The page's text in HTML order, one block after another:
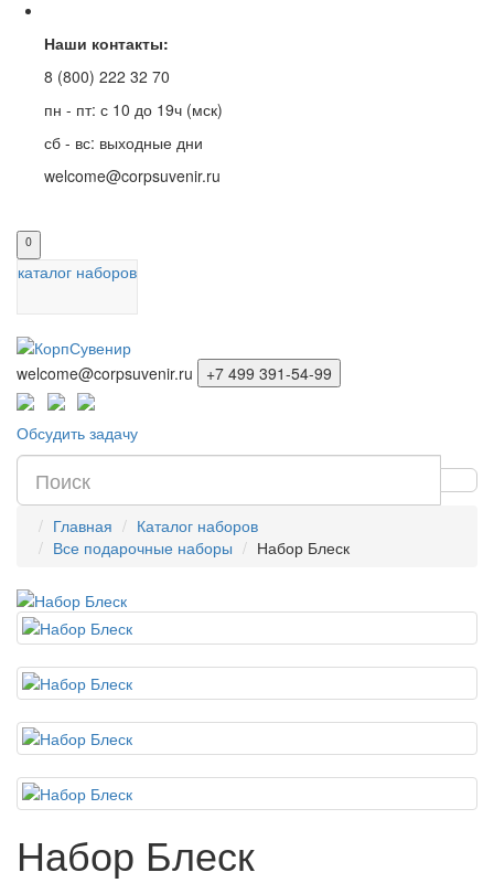
Наши контакты:
8 (800) 222 32 70
пн - пт: с 10 до 19ч (мск)
сб - вс: выходные дни
welcome@corpsuvenir.ru
0
каталог наборов
welcome@corpsuvenir.ru +7 499 391-54-99
Обсудить задачу
Главная
Каталог наборов
Все подарочные наборы
Набор Блеск
Набор Блеск